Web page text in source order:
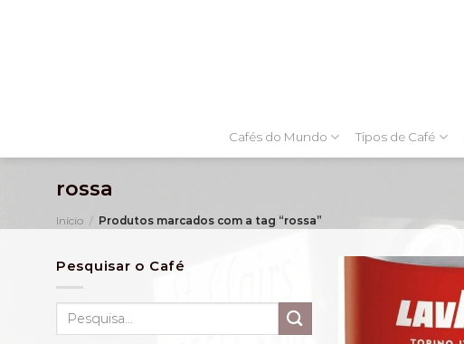
Cafés do Mundo Tipos de Café
rossa
Início / Produtos marcados com a tag “rossa”
Pesquisar o Café
Pesquisar